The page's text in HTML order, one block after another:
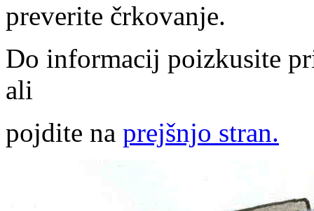
preverite črkovanje.
Do informacij poizkusite
ali
pojdite na prejšnjo stran.